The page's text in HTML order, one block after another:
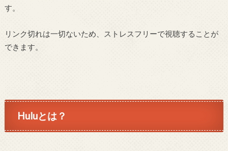
す。
リンク切れは一切ないため、ストレスフリーで視聴することが
できます。
Huluとは？